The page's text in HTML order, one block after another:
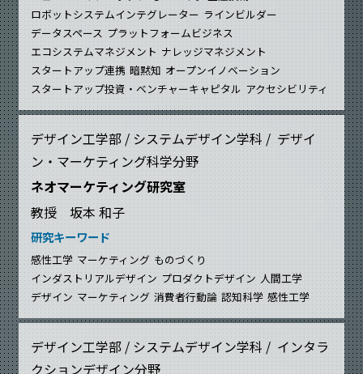
ロボットシステムインテグレーター ラインビルダー
データスペース プラットフォームビジネス
エコシステムマネジメント ナレッジマネジメント
スタートアップ連携 暗黙知 オープンイノベーション
スタートアップ投資・ベンチャーキャピタル アクセシビリティ
デザイン工学部 / システムデザイン学科 / デザイ
ン・マーケティング科学分野
ネオマーケティング研究室
教授 坂本 和子
研究キーワード
感性工学 マーケティング ものづくり
インダストリアルデザイン プロダクトデザイン 人間工学
デザイン マーケティング 消費者行動論 認知科学 感性工学
デザイン工学部 / システムデザイン学科 / インタラ
クションデザイン分野